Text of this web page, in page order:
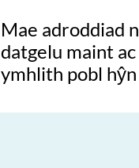
Mae adroddiad
datgelu maint
ymhlith pobl